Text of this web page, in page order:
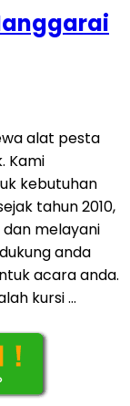
alat pesta
Kami
kebutuhan
tahun 2010,
melayani
anda
acara anda.
kursi …